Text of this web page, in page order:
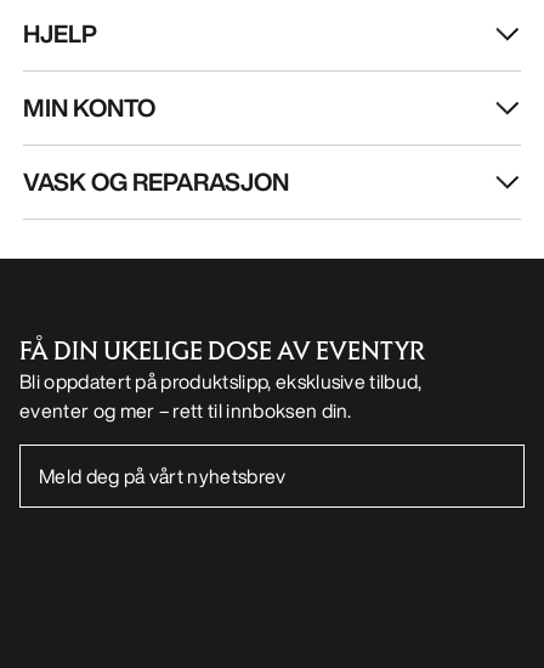
HJELP
MIN KONTO
VASK OG REPARASJON
FÅ DIN UKELIGE DOSE AV EVENTYR
Bli oppdatert på produktslipp, eksklusive tilbud,
eventer og mer – rett til innboksen din.